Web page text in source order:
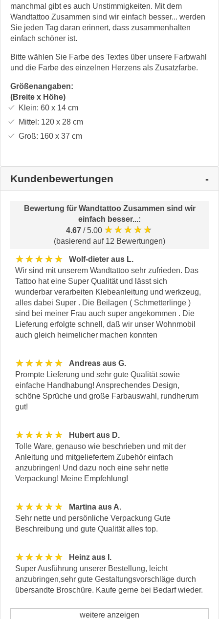
manchmal gibt es auch Unstimmigkeiten. Mit dem
Wandtattoo Zusammen sind wir einfach besser... werden
Sie jeden Tag daran erinnert, dass zusammenhalten
einfach schöner ist.
Bitte wählen Sie Farbe des Textes über unsere Farbwahl
und die Farbe des einzelnen Herzens als Zusatzfarbe.
Größenangaben:
(Breite x Höhe)
Klein: 60 x 14cm
Mittel: 120 x 28cm
Groß: 160 x 37 cm
Kundenbewertungen
Bewertung für Wandtattoo Zusammen sind wir
einfach besser...:
4.67 / 5.00 ★★★★★
(basierend auf 12 Bewertungen)
★★★★★
Wolf-dieter aus L.
Wir sind mit unserem Wandtattoo sehr zufrieden. Das
Tattoo hat eine Super Qualität und lässt sich
wunderbar verarbeiten Klebeanleitung und werkzeug,
alles dabei Super . Die Beilagen ( Schmetterlinge )
sind bei meiner Frau auch super angekommen . Die
Lieferung erfolgte schnell, daß wir unser Wohnmobil
auch gleich heimelicher machen konnten
★★★★★
Andreas aus G.
Prompte Lieferung und sehr gute Qualität sowie
einfache Handhabung! Ansprechendes Design,
schöne Sprüche und große Farbauswahl, rundherum
gut!
★★★★★
Hubert aus D.
Tolle Ware, genauso wie beschrieben und mit der
Anleitung und mitgeliefertem Zubehör einfach
anzubringen! Und dazu noch eine sehr nette
Verpackung! Meine Empfehlung!
★★★★★
Martina aus A.
Sehr nette und persönliche Verpackung Gute
Beschreibung und gute Qualität alles top.
★★★★★
Heinz aus I.
Super Ausführung unserer Bestellung, leicht
anzubringen,sehr gute Gestaltungsvorschläge durch
übersandte Broschüre. Kaufe gerne bei Bedarf wieder.
weitere anzeigen